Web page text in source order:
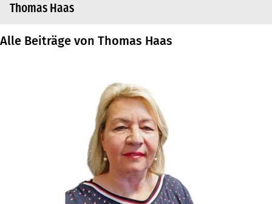
Thomas Haas
Alle Beiträge von Thomas Haas